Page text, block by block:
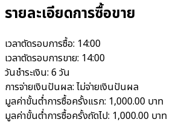
รายละเอียดการซื้อขาย
เวลาตัดรอบการซื้อ: 14:00
เวลาตัดรอบการขาย: 14:00
วันชำระเงิน: 6 วัน
การจ่ายเงินปันผล: ไม่จ่ายเงินปันผล
มูลค่าขั้นต่ำการซื้อครั้งแรก: 1,000.00 บาท
มูลค่าขั้นต่ำการซื้อครั้งถัดไป: 1,000.00 บาท